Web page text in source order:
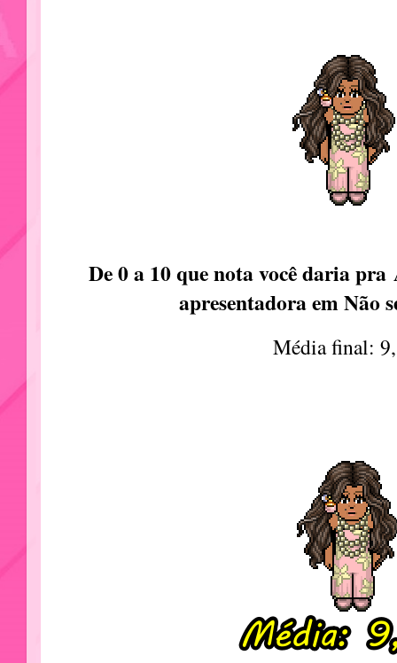
De 0 a 10 que nota você daria pra
apresentadora em Não
Média final: